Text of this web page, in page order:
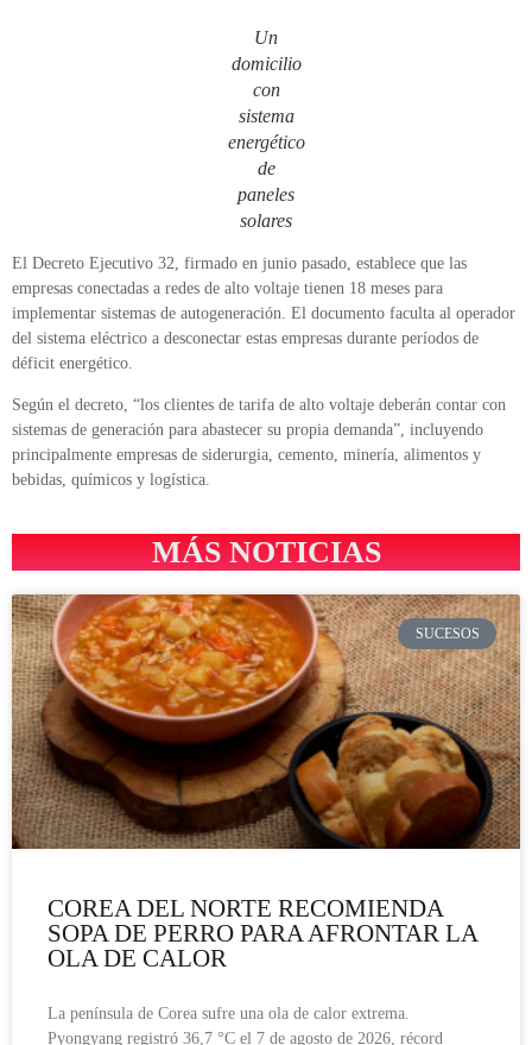
Un
domicilio
con
sistema
energético
de
paneles
solares
El Decreto Ejecutivo 32, firmado en junio pasado, establece que las
empresas conectadas a redes de alto voltaje tienen 18 meses para
implementar sistemas de autogeneración. El documento faculta al operador
del sistema eléctrico a desconectar estas empresas durante períodos de
déficit energético.
Según el decreto, “los clientes de tarifa de alto voltaje deberán contar con
sistemas de generación para abastecer su propia demanda”, incluyendo
principalmente empresas de siderurgia, cemento, minería, alimentos y
bebidas, químicos y logística.
MÁS NOTICIAS
SUCESOS
COREA DEL NORTE RECOMIENDA
SOPA DE PERRO PARA AFRONTAR LA
OLA DE CALOR
La península de Corea sufre una ola de calor extrema.
Pyongyang registró 36,7 °C el 7 de agosto de 2026, récord